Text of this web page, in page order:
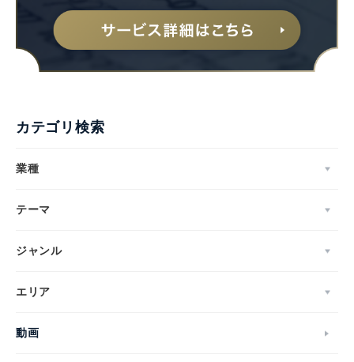
カテゴリ検索
業種
テーマ
ジャンル
エリア
動画